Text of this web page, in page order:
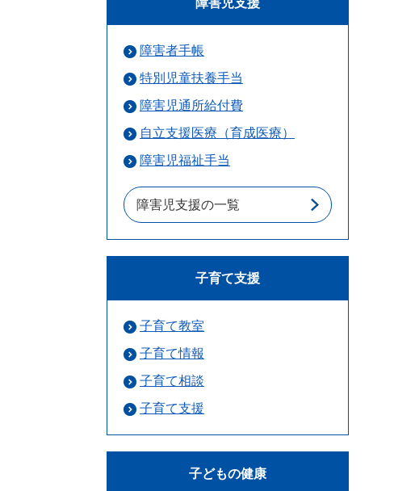
障害児支援
障害者手帳
特別児童扶養手当
障害児通所給付費
自立支援医療（育成医療）
障害児福祉手当
障害児支援の一覧
子育て支援
子育て教室
子育て情報
子育て相談
子育て支援
子どもの健康